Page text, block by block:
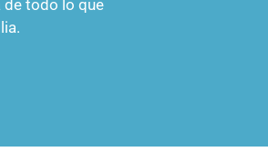
de todo lo que